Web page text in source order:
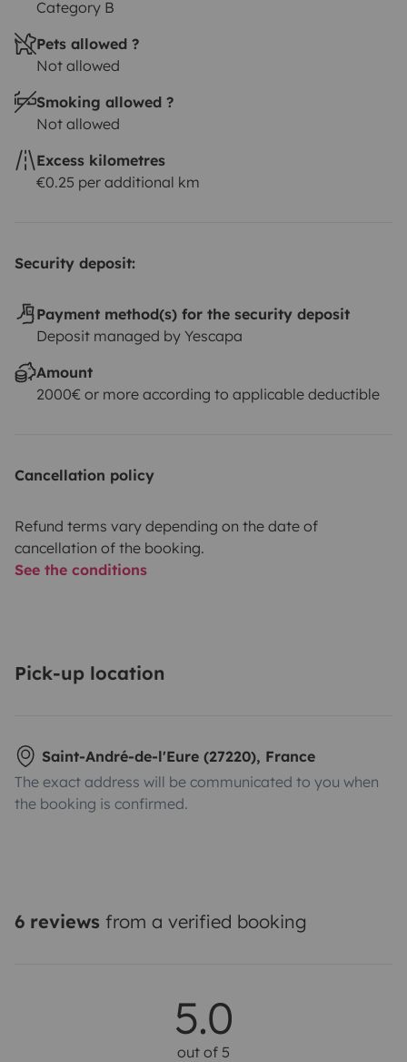
Category B
Pets allowed ?
Not allowed
Smoking allowed ?
Not allowed
Excess kilometres
€0.25 per additional km
Security deposit:
Payment method(s) for the security deposit
Deposit managed by Yescapa
Amount
2000€ or more according to applicable deductible
Cancellation policy
Refund terms vary depending on the date of
cancellation of the booking.
See the conditions
Pick-up location
Saint-André-de-l'Eure (27220), France
The exact address will be communicated to you when
the booking is confirmed.
6 reviews from a verified booking
5.0
out of 5